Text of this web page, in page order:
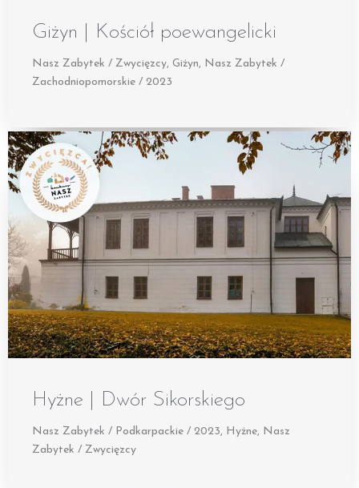
Giżyn | Kościół poewangelicki
Nasz Zabytek / Zwycięzcy, Giżyn, Nasz Zabytek /
Zachodniopomorskie / 2023
Hyżne | Dwór Sikorskiego
Nasz Zabytek / Podkarpackie / 2023, Hyżne, Nasz
Zabytek / Zwycięzcy